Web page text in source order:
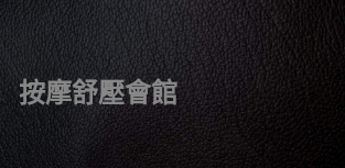
按摩舒壓會館